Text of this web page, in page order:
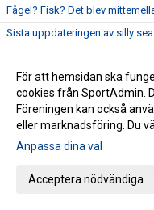
Fågel? Fisk? Det blev
Sista uppdateringen av silly
Vinst i genrepet
Genrep i Varberg
Spännande nyförvärv i sista
Motvind i Ängelholm
För att hemsidan ska
cookies från SportAdmin.
Föreningen kan också
eller marknadsföring. Du
Anpassa dina val
Acceptera nödvändiga